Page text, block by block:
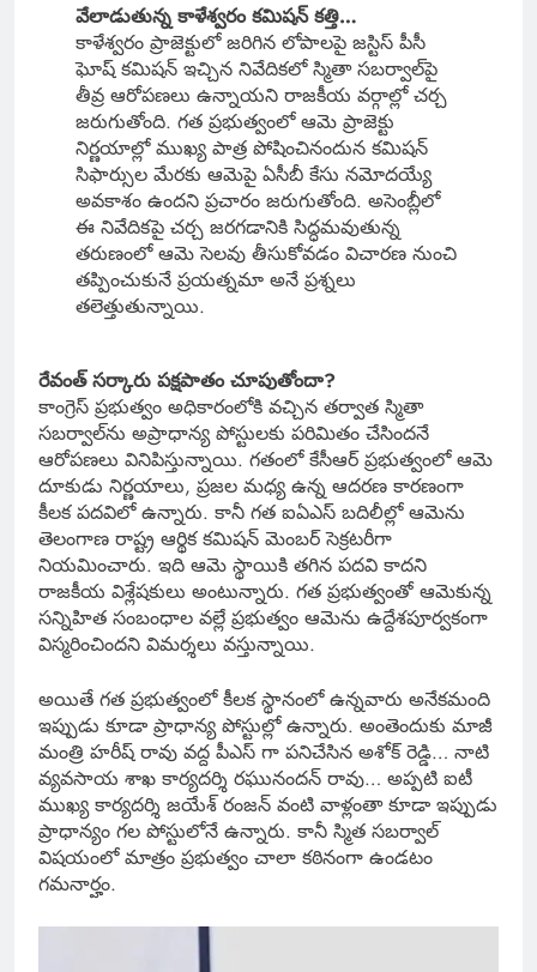
వేలాడుతున్న కాళేశ్వరం కమిషన్ కత్తి…
కాళేశ్వరం ప్రాజెక్టులో జరిగిన లోపాలపై జస్టిస్ పీసీ
ఘోష్ కమిషన్ ఇచ్చిన నివేదికలో స్మితా సబర్వాల్‌పై
తీవ్ర ఆరోపణలు ఉన్నాయని రాజకీయ వర్గాల్లో చర్చ
జరుగుతోంది. గత ప్రభుత్వంలో ఆమె ప్రాజెక్టు
నిర్ణయాల్లో ముఖ్య పాత్ర పోషించినందున కమిషన్
సిఫార్సుల మేరకు ఆమెపై ఏసీబీ కేసు నమోదయ్యే
అవకాశం ఉందని ప్రచారం జరుగుతోంది. అసెంబ్లీలో
ఈ నివేదికపై చర్చ జరగడానికి సిద్ధమవుతున్న
తరుణంలో ఆమె సెలవు తీసుకోవడం విచారణ నుంచి
తప్పించుకునే ప్రయత్నమా అనే ప్రశ్నలు
తలెత్తుతున్నాయి.
రేవంత్ సర్కారు పక్షపాతం చూపుతోందా?
కాంగ్రెస్ ప్రభుత్వం అధికారంలోకి వచ్చిన తర్వాత స్మితా
సబర్వాల్‌ను అప్రాధాన్య పోస్టులకు పరిమితం చేసిందనే
ఆరోపణలు వినిపిస్తున్నాయి. గతంలో కేసీఆర్ ప్రభుత్వంలో ఆమె
దూకుడు నిర్ణయాలు, ప్రజల మధ్య ఉన్న ఆదరణ కారణంగా
కీలక పదవిలో ఉన్నారు. కానీ గత ఐఏఎస్ బదిలీల్లో ఆమెను
తెలంగాణ రాష్ట్ర ఆర్థిక కమిషన్ మెంబర్ సెక్రటరీగా
నియమించారు. ఇది ఆమె స్థాయికి తగిన పదవి కాదని
రాజకీయ విశ్లేషకులు అంటున్నారు. గత ప్రభుత్వంతో ఆమెకున్న
సన్నిహిత సంబంధాల వల్లే ప్రభుత్వం ఆమెను ఉద్దేశపూర్వకంగా
విస్మరించిందని విమర్శలు వస్తున్నాయి.
అయితే గత ప్రభుత్వంలో కీలక స్థానంలో ఉన్నవారు అనేకమంది
ఇప్పుడు కూడా ప్రాధాన్య పోస్టుల్లో ఉన్నారు. అంతెందుకు మాజీ
మంత్రి హరీష్ రావు వద్ద పీఎస్ గా పనిచేసిన అశోక్ రెడ్డి… నాటి
వ్యవసాయ శాఖ కార్యదర్శి రఘునందన్ రావు… అప్పటి ఐటీ
ముఖ్య కార్యదర్శి జయేశ్ రంజన్ వంటి వాళ్లంతా కూడా ఇప్పుడు
ప్రాధాన్యం గల పోస్టులోనే ఉన్నారు. కానీ స్మిత సబర్వాల్
విషయంలో మాత్రం ప్రభుత్వం చాలా కఠినంగా ఉండటం
గమనార్హం.